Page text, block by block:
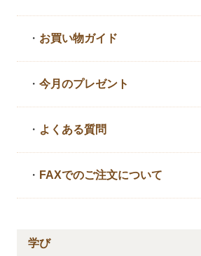
・ お買い物ガイド
・今月のプレゼント
・ よくある質問
・ FAXでのご注文について
学び